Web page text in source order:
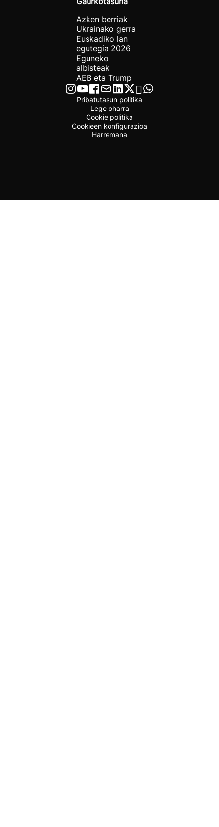
Azken berriak
Ukrainako gerra
Euskadiko lan
egutegia 2026
Eguneko
albisteak
AEB eta Trump
Pribatutasun politika
Lege oharra
Cookie politika
Cookieen konfigurazioa
Harremana